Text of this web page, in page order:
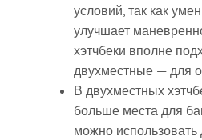
условий, так как
улучшает
хэтчбеки вполне
двухместные — для
В двухместных
больше места для
можно использовать